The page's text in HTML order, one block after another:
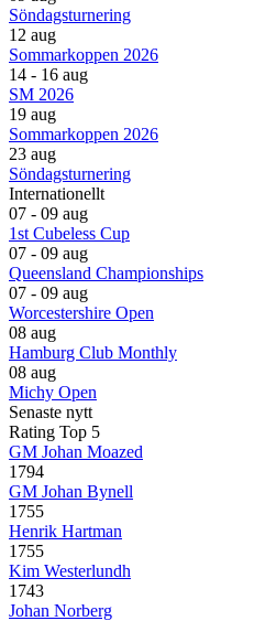
Söndagsturnering
12 aug
Sommarkoppen 2026
14 - 16 aug
SM 2026
19 aug
Sommarkoppen 2026
23 aug
Söndagsturnering
Internationellt
07 - 09 aug
1st Cubeless Cup
07 - 09 aug
Queensland Championships
07 - 09 aug
Worcestershire Open
08 aug
Hamburg Club Monthly
08 aug
Michy Open
Senaste nytt
Rating Top 5
GM Johan Moazed
1794
GM Johan Bynell
1755
Henrik Hartman
1755
Kim Westerlundh
1743
Johan Norberg